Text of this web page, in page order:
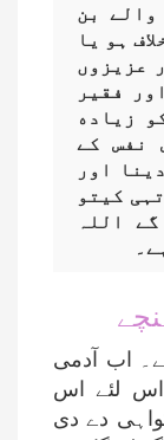
بن
ہو یا
عزیزوں
فقیر
زیاده
نفس کے
اور
کیتو
اللہ
اب آدمی
لئے اس
دے دی